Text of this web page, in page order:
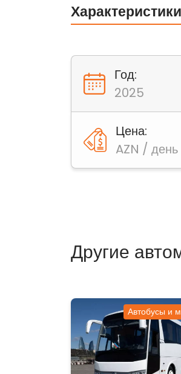
Характеристики
Год:
2025
Цена:
AZN / день
Другие
Автобусы и